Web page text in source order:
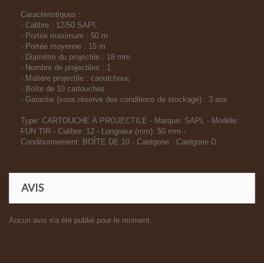
Caractéristiques :
- Calibre : 12/50 SAPL
- Portée maximum : 50 m
- Portée moyenne : 15 m
- Diamètre du projectile : 18 mm
- Nombre de projectiles : 1
- Matière projectile : caoutchouc
- Boîte de 10 cartouches
- Garantie (sous réserve des conditions de stockage) : 3 ans
Type: CARTOUCHE À PROJECTILE - Marque: SAPL - Modèle:
FUN TIR - Calibre: 12 - Longueur (mm): 50 mm -
Conditionnement: BOÎTE DE 10 - Catégorie : Catégorie D
AVIS
Aucun avis n'a été publié pour le moment.